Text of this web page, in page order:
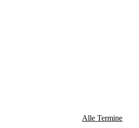
Alle Termine